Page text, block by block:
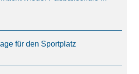
für den Sportplatz